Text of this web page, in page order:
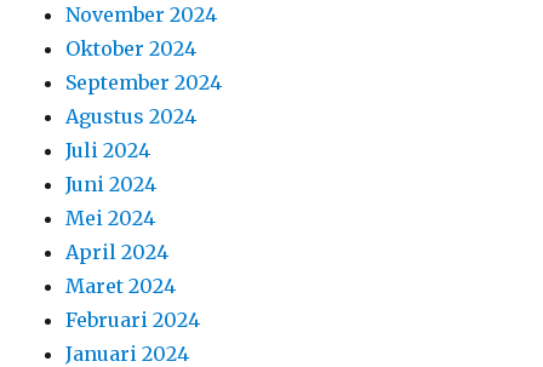
November 2024
Oktober 2024
September 2024
Agustus 2024
Juli 2024
Juni 2024
Mei 2024
April 2024
Maret 2024
Februari 2024
Januari 2024